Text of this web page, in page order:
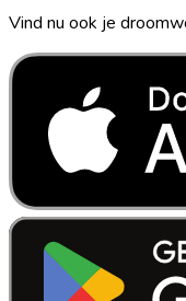
Vind nu ook je